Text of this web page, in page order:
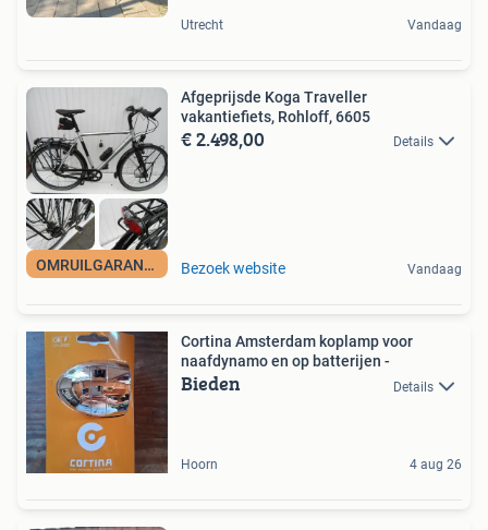
Utrecht Vandaag
OMRUILGARANTIE
Afgeprijsde Koga Traveller
vakantiefiets, Rohloff, 6605
€ 2.498,00 Details
Bezoek website Vandaag
Cortina Amsterdam koplamp voor
naafdynamo en op batterijen -
Bieden Details
Hoorn 4 aug 26